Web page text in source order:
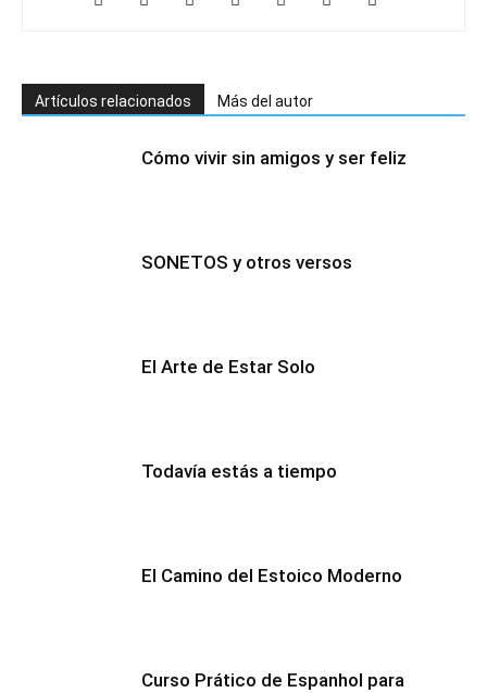
Artículos relacionados Más del autor
Cómo vivir sin amigos y ser feliz
SONETOS y otros versos
El Arte de Estar Solo
Todavía estás a tiempo
El Camino del Estoico Moderno
Curso Prático de Espanhol para